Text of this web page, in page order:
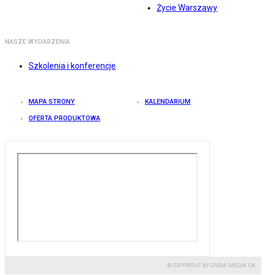
Życie Warszawy
NASZE WYDARZENIA
Szkolenia i konferencje
MAPA STRONY KALENDARIUM
OFERTA PRODUKTOWA
© COPYRIGHT BY GREMI MEDIA SA